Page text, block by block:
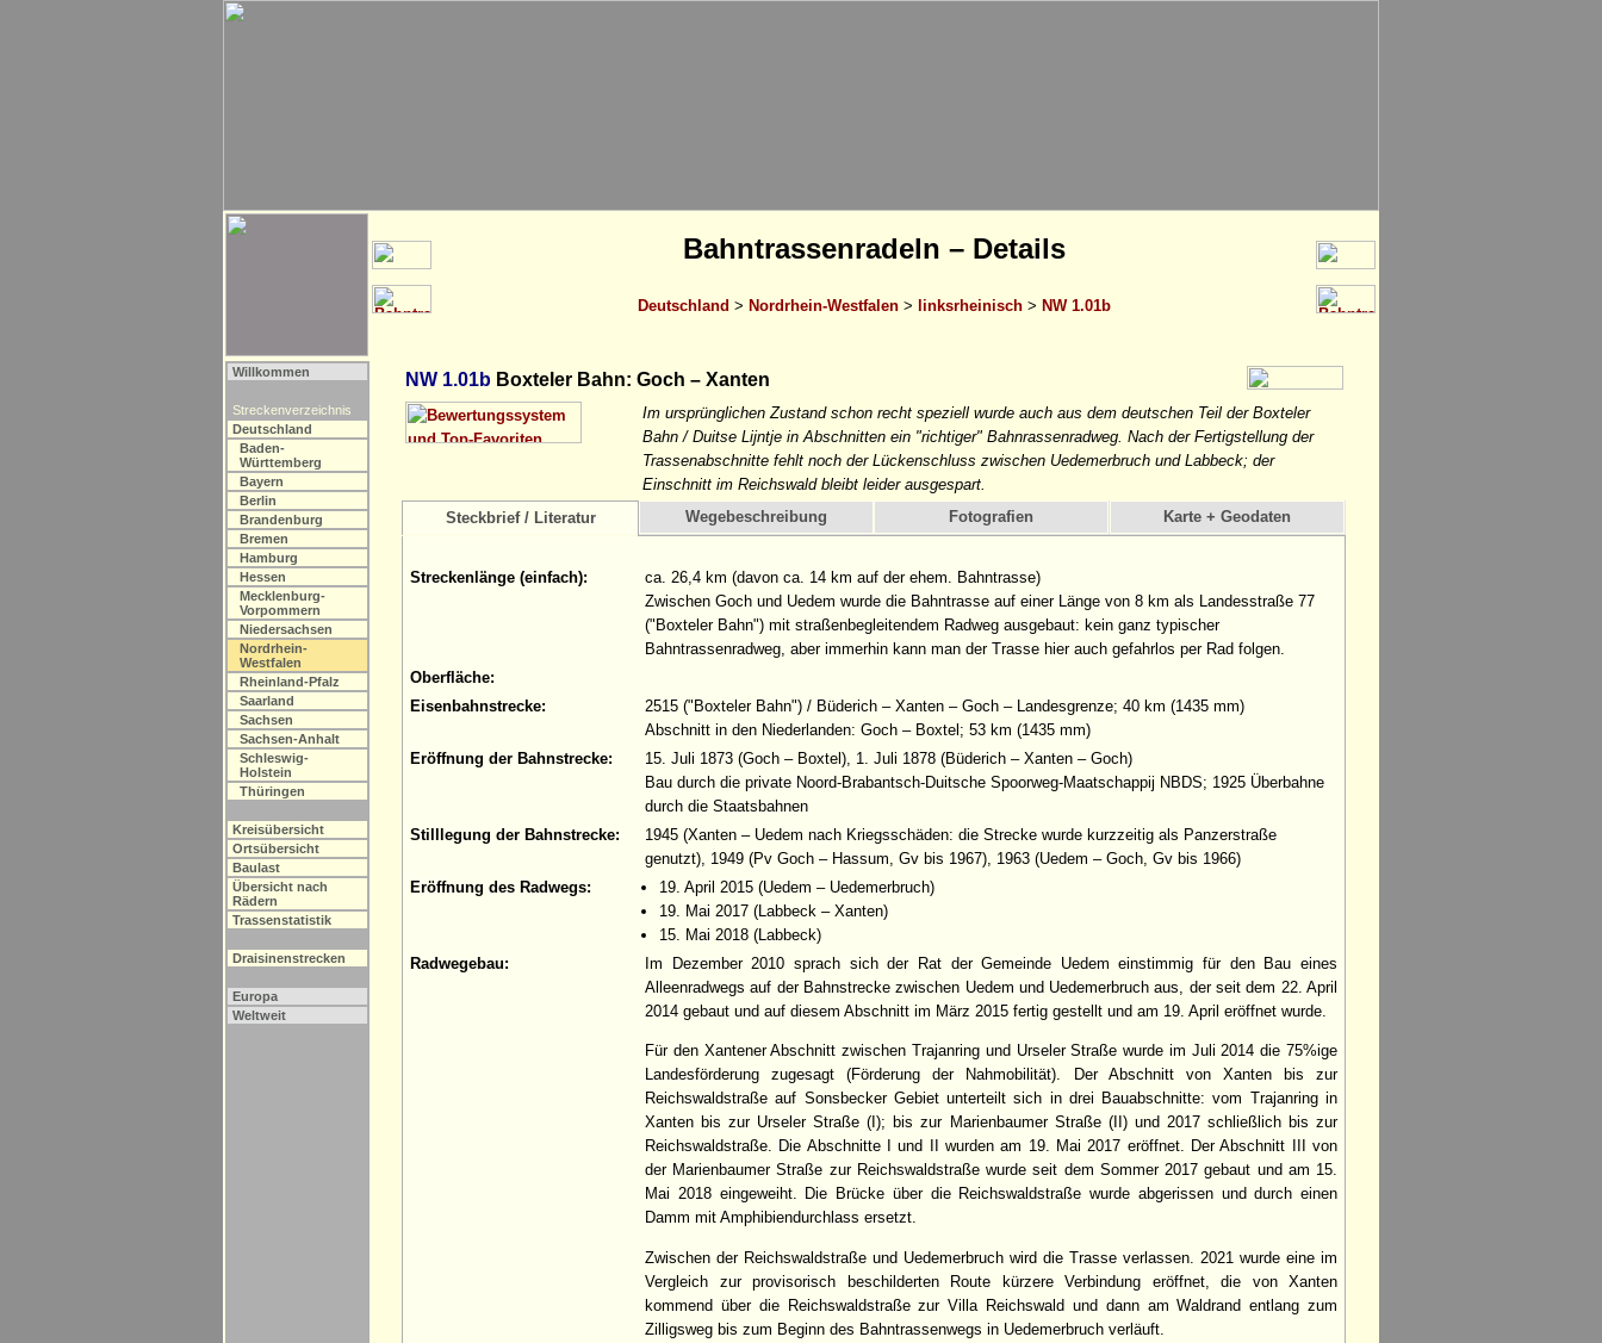
Bahntrassenradeln – Details
Deutschland > Nordrhein-Westfalen> linksrheinisch> NW 1.01b
Willkommen
Streckenverzeichnis
Deutschland
Baden-
Württemberg
Bayern
Berlin
Brandenburg
Bremen
Hamburg
Hessen
Mecklenburg-
Vorpommern
Niedersachsen
Nordrhein-
Westfalen
Rheinland-Pfalz
Saarland
Sachsen
Sachsen-Anhalt
Schleswig-
Holstein
Thüringen
Kreisübersicht
Ortsübersicht
Baulast
Übersicht nach
Rädern
Trassenstatistik
Draisinenstrecken
Europa
Weltweit
NW 1.01b Boxteler Bahn: Goch – Xanten
Im ursprünglichen Zustand schon recht speziell wurde auch aus dem deutschen Teil der Boxteler
Bahn / Duitse Lijntje in Abschnitten ein "richtiger" Bahnrassenradweg. Nach der Fertigstellung der
Trassenabschnitte fehlt noch der Lückenschluss zwischen Uedemerbruch und Labbeck; der
Einschnitt im Reichswald bleibt leider ausgespart.
Steckbrief / Literatur
Wegebeschreibung Fotografien Karte + Geodaten
Streckenlänge (einfach):
ca. 26,4 km (davon ca. 14 km auf der ehem. Bahntrasse)
Zwischen Goch und Uedem wurde die Bahntrasse auf einer Länge von 8 km als Landesstraße 77
("Boxteler Bahn") mit straßenbegleitendem Radweg ausgebaut: kein ganz typischer
Bahntrassenradweg, aber immerhin kann man der Trasse hier auch gefahrlos per Rad folgen.
Oberfläche:
Eisenbahnstrecke:
2515 ("Boxteler Bahn") / Büderich – Xanten – Goch – Landesgrenze; 40 km (1435 mm)
Abschnitt in den Niederlanden: Goch – Boxtel; 53 km (1435 mm)
Eröffnung der Bahnstrecke:
15. Juli 1873 (Goch – Boxtel), 1. Juli 1878 (Büderich – Xanten – Goch)
Bau durch die private Noord-Brabantsch-Duitsche Spoorweg-Maatschappij NBDS; 1925 Überbahne
durch die Staatsbahnen
Stilllegung der Bahnstrecke:
1945 (Xanten – Uedem nach Kriegsschäden: die Strecke wurde kurzzeitig als Panzerstraße
genutzt), 1949 (Pv Goch – Hassum, Gv bis 1967), 1963 (Uedem – Goch, Gv bis 1966)
Eröffnung des Radwegs:
19. April 2015 (Uedem – Uedemerbruch)
19. Mai 2017 (Labbeck – Xanten)
15. Mai 2018 (Labbeck)
Radwegebau:
Im Dezember 2010 sprach sich der Rat der Gemeinde Uedem einstimmig für den Bau eines
Alleenradwegs auf der Bahnstrecke zwischen Uedem und Uedemerbruch aus, der seit dem 22. April
2014 gebaut und auf diesem Abschnitt im März 2015 fertig gestellt und am 19. April eröffnet wurde.
Für den Xantener Abschnitt zwischen Trajanring und Urseler Straße wurde im Juli 2014 die 75%ige
Landesförderung zugesagt (Förderung der Nahmobilität). Der Abschnitt von Xanten bis zur
Reichswaldstraße auf Sonsbecker Gebiet unterteilt sich in drei Bauabschnitte: vom Trajanring in
Xanten bis zur Urseler Straße (I); bis zur Marienbaumer Straße (II) und 2017 schließlich bis zur
Reichswaldstraße. Die Abschnitte I und II wurden am 19. Mai 2017 eröffnet. Der Abschnitt III von
der Marienbaumer Straße zur Reichswaldstraße wurde seit dem Sommer 2017 gebaut und am 15.
Mai 2018 eingeweiht. Die Brücke über die Reichswaldstraße wurde abgerissen und durch einen
Damm mit Amphibiendurchlass ersetzt.
Zwischen der Reichswaldstraße und Uedemerbruch wird die Trasse verlassen. 2021 wurde eine im
Vergleich zur provisorisch beschilderten Route kürzere Verbindung eröffnet, die von Xanten
kommend über die Reichswaldstraße zur Villa Reichswald und dann am Waldrand entlang zum
Zilligsweg bis zum Beginn des Bahntrassenwegs in Uedemerbruch verläuft.